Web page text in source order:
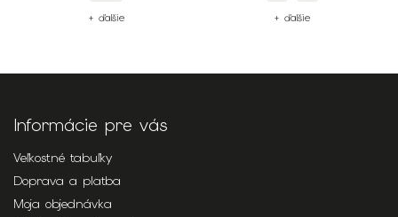
+ ďalšie + ďalšie
Informácie pre vás
Veľkostné tabuľky
Doprava a platba
Moja objednávka